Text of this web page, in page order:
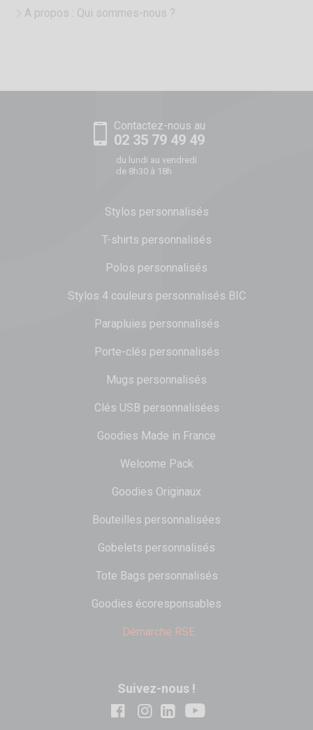
A propos : Qui sommes-nous ?
Contactez-nous au
02 35 79 49 49
du lundi au vendredi
de 8h30 à 18h
Stylos personnalisés
T-shirts personnalisés
Polos personnalisés
Stylos 4 couleurs personnalisés BIC
Parapluies personnalisés
Porte-clés personnalisés
Mugs personnalisés
Clés USB personnalisées
Goodies Made in France
Welcome Pack
Goodies Originaux
Bouteilles personnalisées
Gobelets personnalisés
Tote Bags personnalisés
Goodies écoresponsables
Démarche RSE
Suivez-nous !